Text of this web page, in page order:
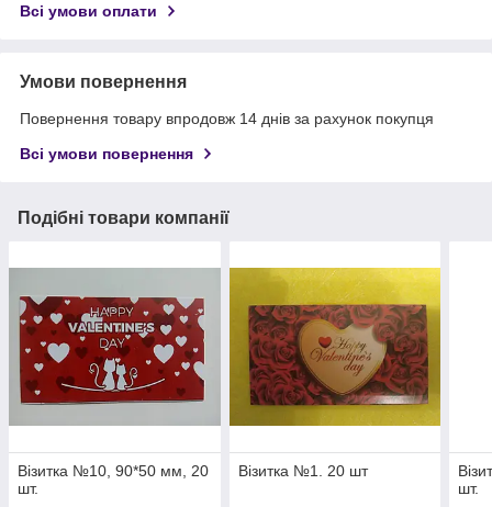
Всі умови оплати
Умови повернення
Повернення товару впродовж 14 днів за рахунок покупця
Всі умови повернення
Подібні товари компанії
Візитка №10, 90*50 мм, 20
шт.
Візитка №1. 20 шт
шт.